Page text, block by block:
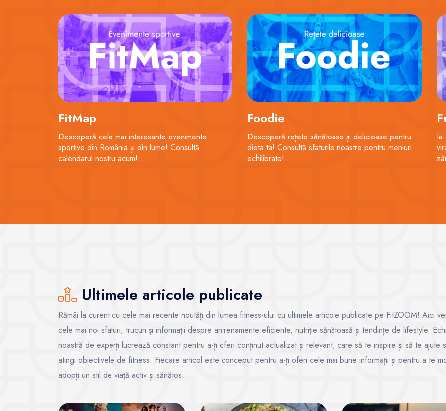
FitMap
Descoperă cele mai interesante evenimente
sportive din România și din lume! Consultă
calendarul nostru acum!
Foodie
Descoperă rețete sănătoase și delicioase pentru
dieta ta! Consultă sfaturile noastre pentru meniuri
echilibrate!
Ia
Ultimele articole publicate
Rămâi la curent cu cele mai recente noutăți din lumea fitness-ului cu ultimele articole publicate pe FitZOOM! Aici
cele mai noi sfaturi, trucuri și informații despre antrenamente eficiente, nutriție sănătoasă și tendințe de lifestyle.
noastră de experți lucrează constant pentru a-ți oferi conținut actualizat și relevant, care să te inspire și să te ajute
atingi obiectivele de fitness. Fiecare articol este conceput pentru a-ți oferi cele mai bune informații și pentru a te
adopți un stil de viață activ și sănătos.